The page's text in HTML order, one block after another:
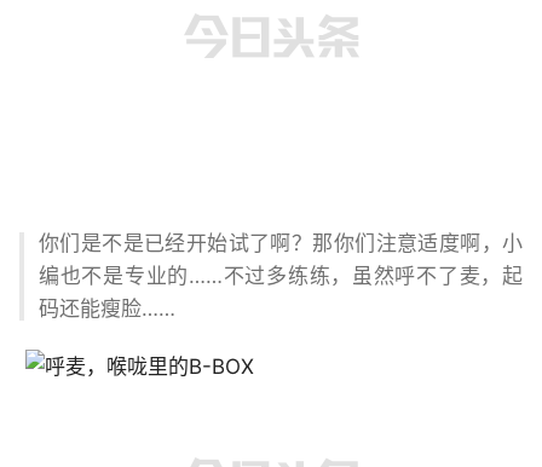
你们是不是已经开始试了啊？那你们注意适度啊，小
编也不是专业的……不过多练练，虽然呼不了麦，起
码还能瘦脸……